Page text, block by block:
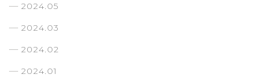
2024.05
2024.03
2024.02
2024.01